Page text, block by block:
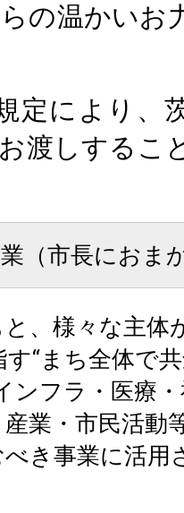
の温かいお
定により、
渡しするこ
（市長におま
、様々な主体
“まち全体で
ンフラ・医療
業・市民活動
き事業に活用